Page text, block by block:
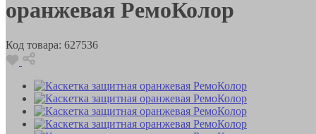
оранжевая РемоКолор
Код товара: 627536